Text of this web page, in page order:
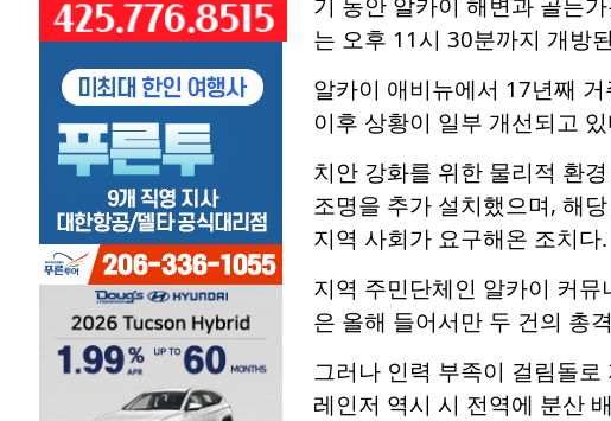
는 오후 11시 30분까지 개방
알카이 애비뉴에서 17년째
이후 상황이 일부 개선되고
치안 강화를 위한 물리적 환
조명을 추가 설치했으며, 해
지역 사회가 요구해온 조치다.
지역 주민단체인 알카이 커
은 올해 들어서만 두 건의 총
그러나 인력 부족이 걸림돌
레인저 역시 시 전역에 분산